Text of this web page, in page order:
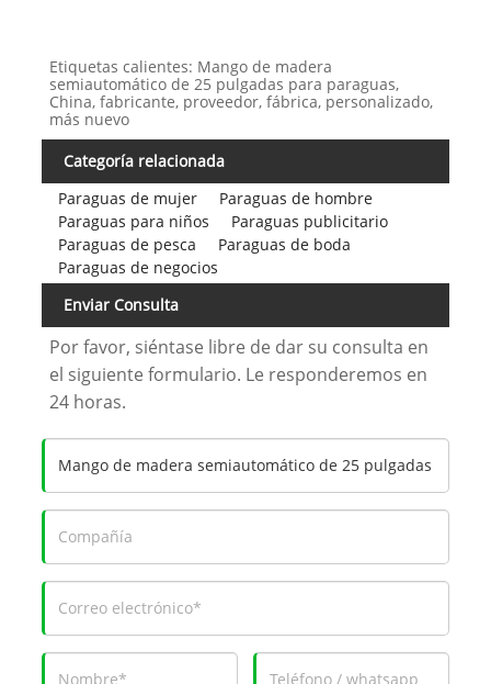
Etiquetas calientes: Mango de madera
semiautomático de 25 pulgadas para paraguas,
China, fabricante, proveedor, fábrica, personalizado,
más nuevo
Categoría relacionada
Paraguas de mujer
Paraguas de hombre
Paraguas para niños
Paraguas publicitario
Paraguas de pesca
Paraguas de boda
Paraguas de negocios
Enviar Consulta
Por favor, siéntase libre de dar su consulta en
el siguiente formulario. Le responderemos en
24 horas.